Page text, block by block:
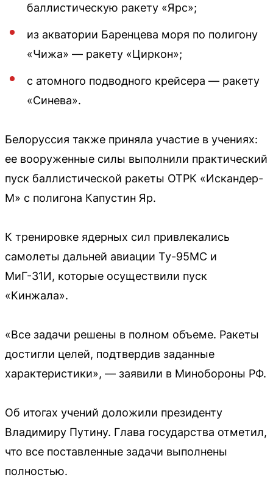
баллистическую ракету «Ярс»;
из акватории Баренцева моря по полигону
«Чижа» — ракету «Циркон»;
с атомного подводного крейсера — ракету
«Синева».
Белоруссия также приняла участие в учениях:
ее вооруженные силы выполнили практический
пуск баллистической ракеты ОТРК «Искандер-
М» с полигона Капустин Яр.
К тренировке ядерных сил привлекались
самолеты дальней авиации Ту-95МС и
МиГ-31И, которые осуществили пуск
«Кинжала».
«Все задачи решены в полном объеме. Ракеты
достигли целей, подтвердив заданные
характеристики», — заявили в Минобороны РФ.
Об итогах учений доложили президенту
Владимиру Путину. Глава государства отметил,
что все поставленные задачи выполнены
полностью.